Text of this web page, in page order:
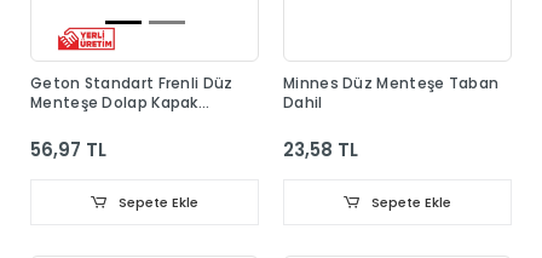
Geton Standart Frenli Düz
Menteşe Dolap Kapak
56,97 TL
Sepete Ekle
Minnes Düz Menteşe Taban
Dahil
23,58 TL
Sepete Ekle